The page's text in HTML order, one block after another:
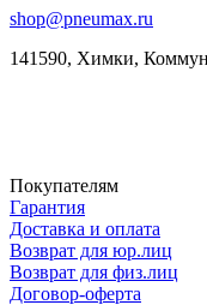
shop@pneumax.ru
141590, Химки,
Покупателям
Гарантия
Доставка и оплата
Возврат для юр.лиц
Возврат для физ.лиц
Договор-оферта